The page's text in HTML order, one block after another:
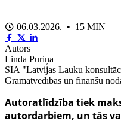
06.03.2026. • 15 MIN
Autors
Linda Puriņa
SIA "Latvijas Lauku
Grāmatvedības un finanšu
Autoratlīdzība tiek
autordarbiem, un tās